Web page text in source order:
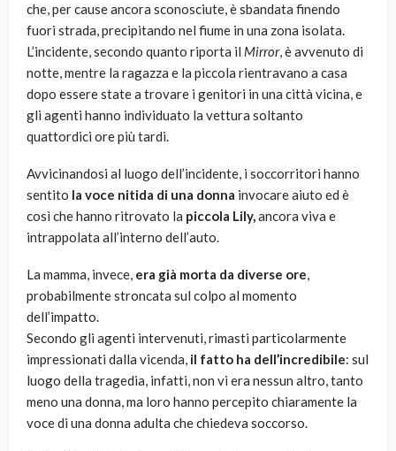
che, per cause ancora sconosciute, è sbandata finendo
fuori strada, precipitando nel fiume in una zona isolata.
L’incidente, secondo quanto riporta il Mirror, è avvenuto di
notte, mentre la ragazza e la piccola rientravano a casa
dopo essere state a trovare i genitori in una città vicina, e
gli agenti hanno individuato la vettura soltanto
quattordici ore più tardi.
Avvicinandosi al luogo dell’incidente, i soccorritori hanno
sentito la voce nitida di una donna invocare aiuto ed è
così che hanno ritrovato la piccola Lily,ancora viva e
intrappolata all’interno dell’auto.
La mamma, invece, era già morta da diverse ore,
probabilmente stroncata sul colpo al momento
dell’impatto.
Secondo gli agenti intervenuti, rimasti particolarmente
impressionati dalla vicenda, il fatto ha dell’incredibile: sul
luogo della tragedia, infatti, non vi era nessun altro, tanto
meno una donna, ma loro hanno percepito chiaramente la
voce di una donna adulta che chiedeva soccorso.